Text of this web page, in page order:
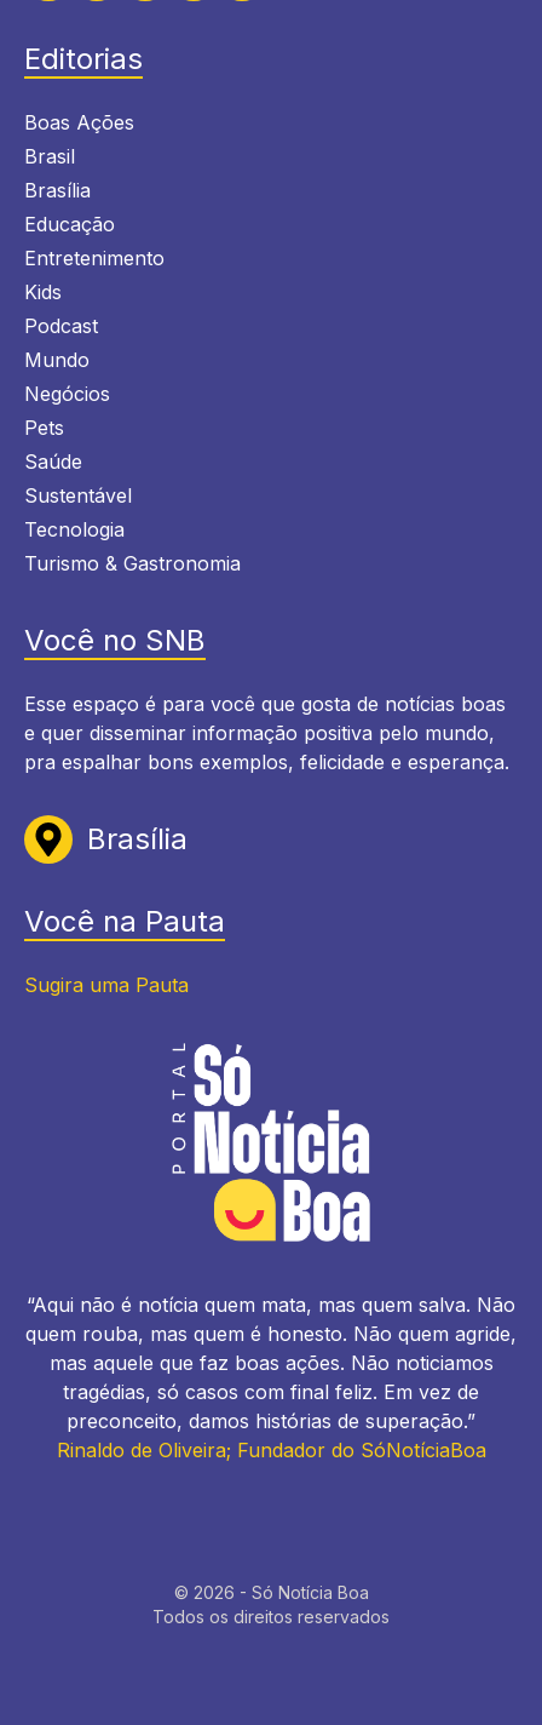
Editorias
Boas Ações
Brasil
Brasília
Educação
Entretenimento
Kids
Podcast
Mundo
Negócios
Pets
Saúde
Sustentável
Tecnologia
Turismo & Gastronomia
Você no SNB
Esse espaço é para você que gosta de notícias boas
e quer disseminar informação positiva pelo mundo,
pra espalhar bons exemplos, felicidade e esperança.
Brasília
Você na Pauta
Sugira uma Pauta
“Aqui não é notícia quem mata, mas quem salva. Não
quem rouba, mas quem é honesto. Não quem agride,
mas aquele que faz boas ações. Não noticiamos
tragédias, só casos com final feliz. Em vez de
preconceito, damos histórias de superação.”
Rinaldo de Oliveira; Fundador do SóNotíciaBoa
© 2026 - Só Notícia Boa
Todos os direitos reservados